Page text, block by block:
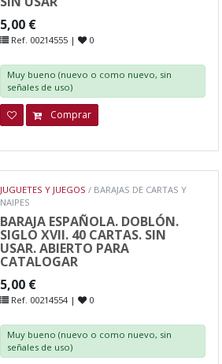
5,00 €
Ref. 00214555 | 0
Muy bueno (nuevo o como nuevo, sin
señales de uso)
Comprar
JUGUETES Y JUEGOS / BARAJAS DE CARTAS Y
NAIPES
BARAJA ESPAÑOLA. DOBLÓN.
SIGLO XVII. 40 CARTAS. SIN
USAR. ABIERTO PARA
CATALOGAR
5,00 €
Ref. 00214554 | 0
Muy bueno (nuevo o como nuevo, sin
señales de uso)